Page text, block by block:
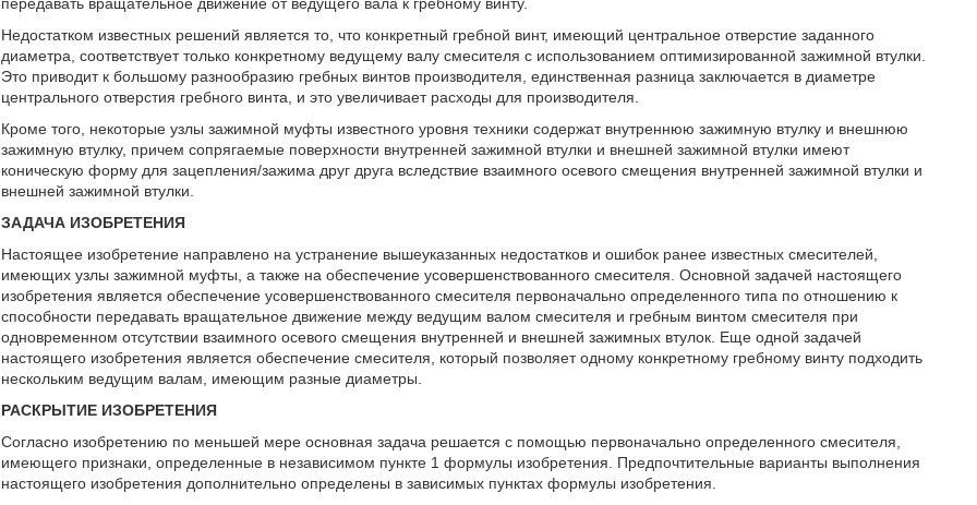
Недостатком известных решений является то, что конкретный гребной винт, имеющий центральное отверстие заданного
диаметра, соответствует только конкретному ведущему валу смесителя с использованием оптимизированной зажимной втулки.
Это приводит к большому разнообразию гребных винтов производителя, единственная разница заключается в диаметре
центрального отверстия гребного винта, и это увеличивает расходы для производителя.
Кроме того, некоторые узлы зажимной муфты известного уровня техники содержат внутреннюю зажимную втулку и внешнюю
зажимную втулку, причем сопрягаемые поверхности внутренней зажимной втулки и внешней зажимной втулки имеют
коническую форму для зацепления/зажима друг друга вследствие взаимного осевого смещения внутренней зажимной втулки и
внешней зажимной втулки.
ЗАДАЧА ИЗОБРЕТЕНИЯ
Настоящее изобретение направлено на устранение вышеуказанных недостатков и ошибок ранее известных смесителей,
имеющих узлы зажимной муфты, а также на обеспечение усовершенствованного смесителя. Основной задачей настоящего
изобретения является обеспечение усовершенствованного смесителя первоначально определенного типа по отношению к
способности передавать вращательное движение между ведущим валом смесителя и гребным винтом смесителя при
одновременном отсутствии взаимного осевого смещения внутренней и внешней зажимных втулок. Еще одной задачей
настоящего изобретения является обеспечение смесителя, который позволяет одному конкретному гребному винту подходить
нескольким ведущим валам, имеющим разные диаметры.
РАСКРЫТИЕ ИЗОБРЕТЕНИЯ
Согласно изобретению по меньшей мере основная задача решается с помощью первоначально определенного смесителя,
имеющего признаки, определенные в независимом пункте 1 формулы изобретения. Предпочтительные варианты выполнения
настоящего изобретения дополнительно определены в зависимых пунктах формулы изобретения.